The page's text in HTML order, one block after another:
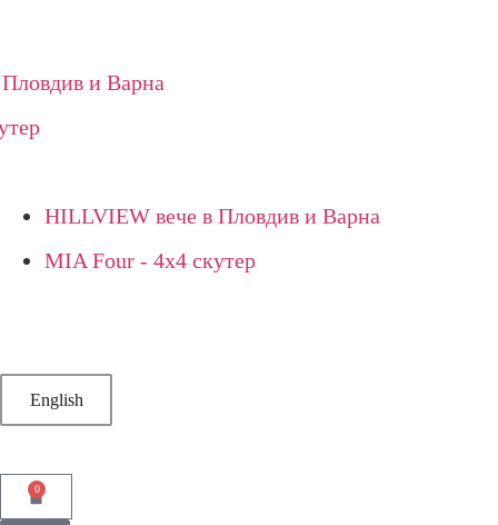
и Варна
HILLVIEW вече в Пловдив и Варна
MIA Four - 4х4 скутер
English
0